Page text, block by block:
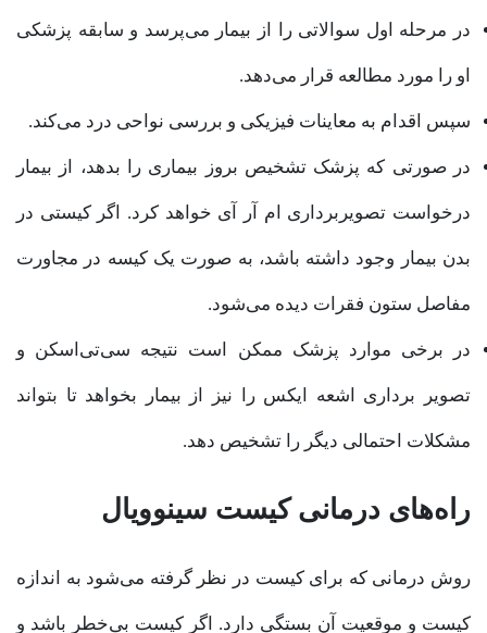
در مرحله اول سوالاتی را از بیمار می‌پرسد و سابقه پزشکی
او را مورد مطالعه قرار می‌دهد.
سپس اقدام به معاینات فیزیکی و بررسی نواحی درد می‌کند.
در صورتی که پزشک تشخیص بروز بیماری را بدهد، از بیمار
درخواست تصویربرداری ام ‌آر آی خواهد کرد. اگر کیستی در
بدن بیمار وجود داشته باشد، به صورت یک کیسه در مجاورت
مفاصل ستون فقرات دیده می‌شود.
در برخی موارد پزشک ممکن است نتیجه سی‌تی‌اسکن و
تصویر برداری اشعه ایکس را نیز از بیمار بخواهد تا بتواند
مشکلات احتمالی دیگر را تشخیص دهد.
راه‌های درمانی کیست سینوویال
روش درمانی که برای کیست در نظر گرفته می‌شود به اندازه
کیست و موقعیت آن بستگی دارد. اگر کیست بی‌خطر باشد و